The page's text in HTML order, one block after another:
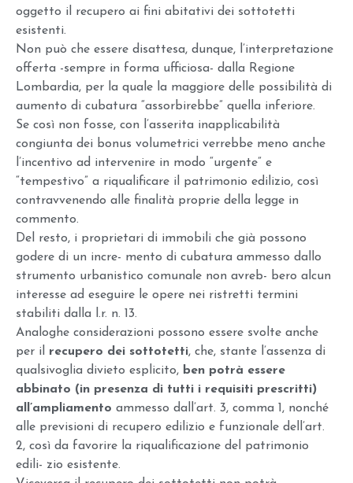
oggetto il recupero ai fini abitativi dei sottotetti
esistenti.
Non può che essere disattesa, dunque, l’interpretazione
offerta -sempre in forma ufficiosa- dalla Regione
Lombardia, per la quale la maggiore delle possibilità di
aumento di cubatura “assorbirebbe” quella inferiore.
Se così non fosse, con l’asserita inapplicabilità
congiunta dei bonus volumetrici verrebbe meno anche
l’incentivo ad intervenire in modo “urgente” e
“tempestivo” a riqualificare il patrimonio edilizio, così
contravvenendo alle finalità proprie della legge in
commento.
Del resto, i proprietari di immobili che già possono
godere di un incre- mento di cubatura ammesso dallo
strumento urbanistico comunale non avreb- bero alcun
interesse ad eseguire le opere nei ristretti termini
stabiliti dalla l.r. n. 13.
Analoghe considerazioni possono essere svolte anche
per il recupero dei sottotetti, che, stante l’assenza di
qualsivoglia divieto esplicito, ben potrà essere
abbinato (in presenza di tutti i requisiti prescritti)
all’ampliamento ammesso dall’art. 3, comma 1, nonché
alle previsioni di recupero edilizio e funzionale dell’art.
2, così da favorire la riqualificazione del patrimonio
edili- zio esistente.